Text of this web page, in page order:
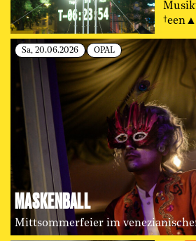
Sa, 20.06.2026 OPAL
MASKENBALL
Mittsommerfeier im